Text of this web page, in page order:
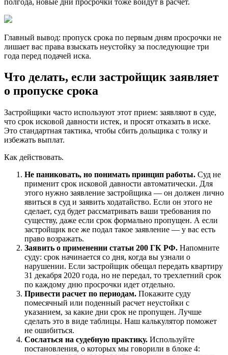
Главный вывод: пропуск срока по первым дням просрочки не
лишает вас права взыскать неустойку за последующие три
года перед подачей иска.
Что делать, если застройщик заявляет
о пропуске срока
Застройщики часто используют этот прием: заявляют в суде,
что срок исковой давности истек, и просят отказать в иске.
Это стандартная тактика, чтобы сбить дольщика с толку и
избежать выплат.
Как действовать.
Не паниковать, но понимать принцип работы. Суд не
применит срок исковой давности автоматически. Для
этого нужно заявление застройщика — он должен лично
явиться в суд и заявить ходатайство. Если он этого не
сделает, суд будет рассматривать ваши требования по
существу, даже если срок формально пропущен. А если
застройщик все же подал такое заявление — у вас есть
право возражать.
Заявить о применении статьи 200 ГК РФ. Напомните
суду: срок начинается со дня, когда вы узнали о
нарушении. Если застройщик обещал передать квартиру
31 декабря 2020 года, но не передал, то трехлетний срок
по каждому дню просрочки идет отдельно.
Привести расчет по периодам. Покажите суду
помесячный или поденный расчет неустойки с
указанием, за какие дни срок не пропущен. Лучше
сделать это в виде таблицы. Наш калькулятор поможет
не ошибиться.
Сослаться на судебную практику. Используйте
постановления, о которых мы говорили в блоке 4: